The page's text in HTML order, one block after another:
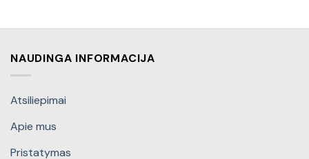
NAUDINGA INFORMACIJA
Atsiliepimai
Apie mus
Pristatymas